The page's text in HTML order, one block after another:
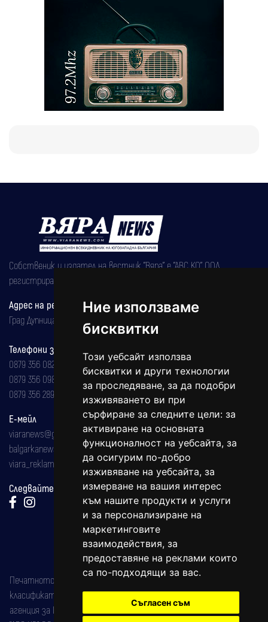
Ние използваме
бисквитки
Този уебсайт използва
бисквитки и други технологии
за проследяване, за да подобри
изживяването ви при
сърфиране за следните цели: за
активиране на основната
функционалност на уебсайта, за
да осигурим по-добро
изживяване на уебсайта, за
измерване на вашия интерес
към нашите продукти и услуги
и за персонализиране на
маркетинговите
взаимодействия, за
предоставяне на реклами които
са по-подходящи за вас.
Съгласен съм
Собственик и издател на вестник "Вяра" е "АВС КО" ООД,
регистрирана на 08.05.2002 година.
Адрес на редакцията
Град Дупница, ул.''Христо Ботев" 43
Телефони за реклама и абонаменти
0879 356 082
0879 356 098
0879 356 289
Е-мейл
viaranews@gmail.com
balgarkanews@gmail.com
viara_reklama@mail.bg
Следвайте ни:
Печатното издание на вестника е регистрирано в националния
класификатор на печатните издания (Българска национална
агенция за ISSN) под номер: ISSN 1312-4722.